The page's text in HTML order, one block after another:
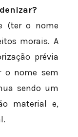
(ter o nome
morais. A
prévia
o nome sem
sendo um
material e,